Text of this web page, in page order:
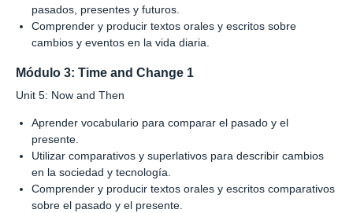
pasados, presentes y futuros.
Comprender y producir textos orales y escritos sobre
cambios y eventos en la vida diaria.
Módulo 3: Time and Change 1
Unit 5: Now and Then
Aprender vocabulario para comparar el pasado y el
presente.
Utilizar comparativos y superlativos para describir cambios
en la sociedad y tecnología.
Comprender y producir textos orales y escritos comparativos
sobre el pasado y el presente.